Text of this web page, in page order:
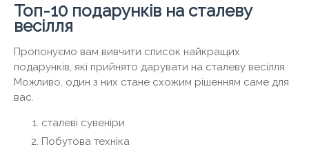
Топ-10 подарунків на сталеву
весілля
Пропонуємо вам вивчити список найкращих
подарунків, які прийнято дарувати на сталеву весілля.
Можливо, один з них стане схожим рішенням саме для
вас.
сталеві сувеніри
Побутова техніка